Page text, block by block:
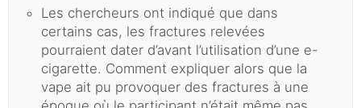
Les chercheurs ont indiqué que dans
certains cas, les fractures relevées
pourraient dater d’avant l’utilisation d’une e-
cigarette. Comment expliquer alors que la
vape ait pu provoquer des fractures à une